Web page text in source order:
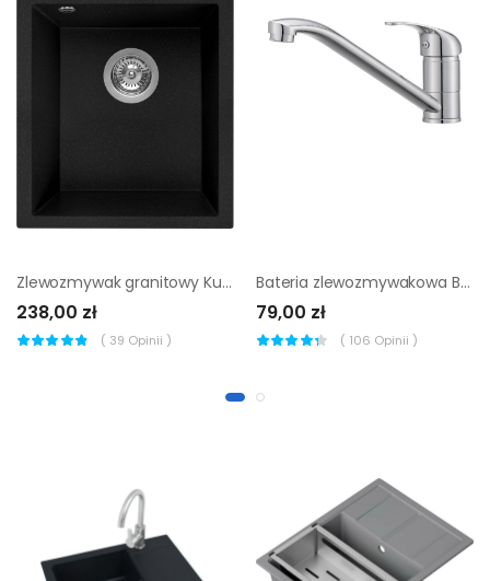
Zlewozmywak granitowy Kuchinox One 1-komorowy 48 x 39 cm
238,00 zł
( 39 Opinii )
Bateria zlewozmywakowa Brigg chrom
79,00 zł
( 106 Opinii )